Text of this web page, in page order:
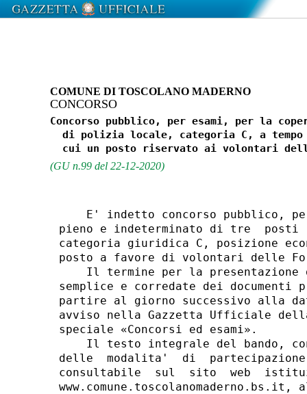
COMUNE DI TOSCOLANO MADERNO
CONCORSO
Concorso pubblico, per esami, per la
di polizia locale, categoria C, a
(GU n.99 del 22-12-2020)
E' indetto concorso pubblico,
pieno e indeterminato di tre
categoria giuridica C, posizione
posto a favore di volontari delle
Il termine per la presentazione
semplice e corredate dei
partire al giorno successivo alla
avviso nella Gazzetta Ufficiale
speciale «Concorsi ed esami».
Il testo integrale del bando,
delle  modalita'  di
consultabile  sul  sito  web